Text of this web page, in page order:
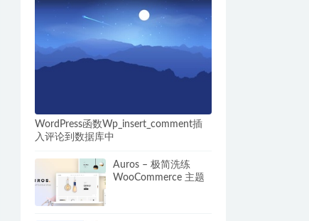
WordPress函数Wp_insert_comment插
入评论到数据库中
Auros – 极简洗练
WooCommerce 主题